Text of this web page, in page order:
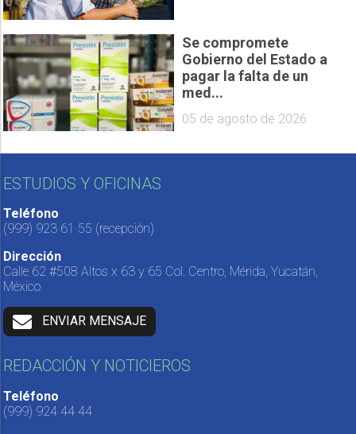
Se compromete
Gobierno del Estado a
pagar la falta de un
med...
05 de agosto de 2026
ESTUDIOS Y OFICINAS
Teléfono
(999) 923 61 55 (recepción)
Dirección
Calle 62 #508 Altos x 63 y 65 Col. Centro, Mérida, Yucatán,
México.
ENVIAR MENSAJE
REDACCIÓN Y NOTICIEROS
Teléfono
(999) 924 44 44